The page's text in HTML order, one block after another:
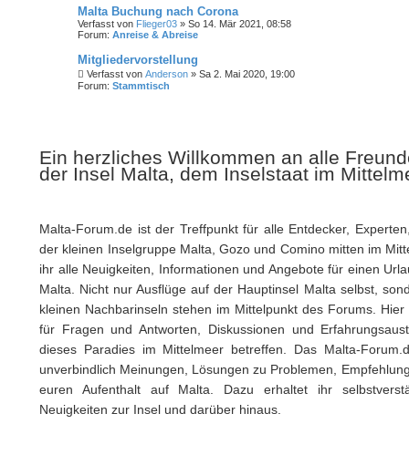
Malta Buchung nach Corona
Verfasst von Flieger03 » So 14. Mär 2021, 08:58
Forum: Anreise & Abreise
Mitgliedervorstellung
Verfasst von Anderson » Sa 2. Mai 2020, 19:00
Forum: Stammtisch
Ein herzliches Willkommen an alle
der Insel Malta, dem Inselstaat im
Malta-Forum.de ist der Treffpunkt für alle Entdecker,
der kleinen Inselgruppe Malta, Gozo und Comino mitten im
ihr alle Neuigkeiten, Informationen und Angebote für einen
Malta. Nicht nur Ausflüge auf der Hauptinsel Malta selbst,
kleinen Nachbarinseln stehen im Mittelpunkt des Forums.
für Fragen und Antworten, Diskussionen und
dieses Paradies im Mittelmeer betreffen. Das Malta-
unverbindlich Meinungen, Lösungen zu Problemen,
euren Aufenthalt auf Malta. Dazu erhaltet ihr
Neuigkeiten zur Insel und darüber hinaus.